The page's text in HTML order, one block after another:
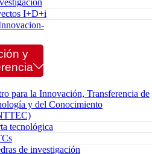
I+D+i
y
para la Innovación, Transferencia de
y del Conocimiento
tecnológica
de investigación